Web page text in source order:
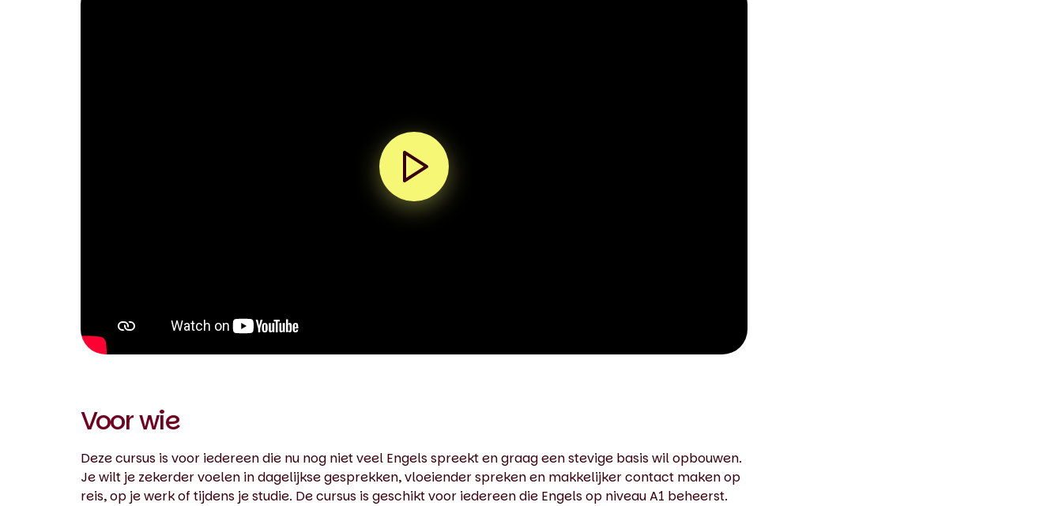
0:00 / 1:41
Voor wie
Deze cursus is voor iedereen die nu nog niet veel Engels spreekt en graag een stevige basis wil opbouwen.
Je wilt je zekerder voelen in dagelijkse gesprekken, vloeiender spreken en makkelijker contact maken op
reis, op je werk of tijdens je studie. De cursus is geschikt voor iedereen die Engels op niveau A1 beheerst.